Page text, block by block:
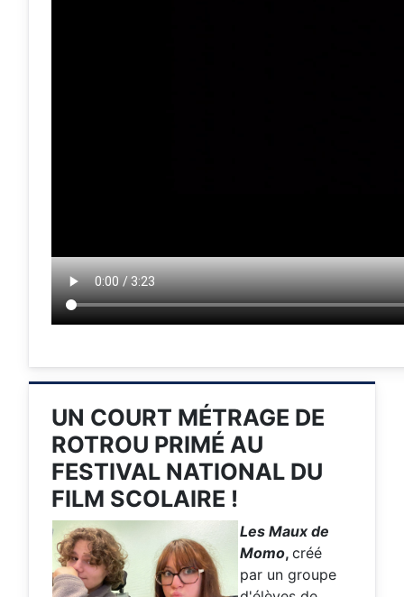
UN COURT MÉTRAGE DE
ROTROU PRIMÉ AU
FESTIVAL NATIONAL DU
FILM SCOLAIRE !
Les Maux de
Momo, créé
par un groupe